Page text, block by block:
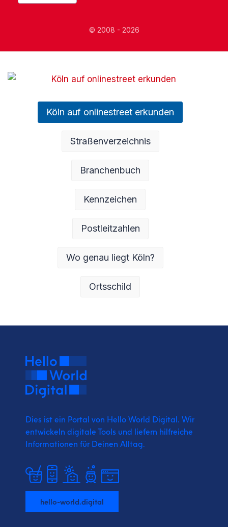
© 2008 - 2026
Köln auf onlinestreet erkunden
Straßenverzeichnis
Branchenbuch
Kennzeichen
Postleitzahlen
Wo genau liegt Köln?
Ortsschild
Dies ist ein Portal von Hello World Digital. Wir
entwickeln digitale Tools und liefern hilfreiche
Informationen für Deinen Alltag.
hello-world.digital